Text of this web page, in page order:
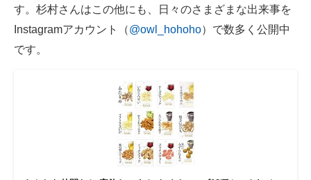
す。杉村さんはこの他にも、日々のさまざまな出来事を
Instagramアカウント（@owl_hohoho）で数多く公開中
です。